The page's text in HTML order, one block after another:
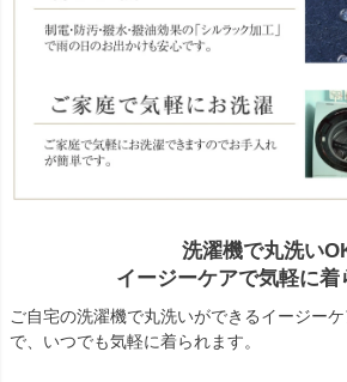
洗濯機で丸洗い
イージーケアで気軽に着
ご自宅の洗濯機で丸洗いができるイージー
で、いつでも気軽に着られます。